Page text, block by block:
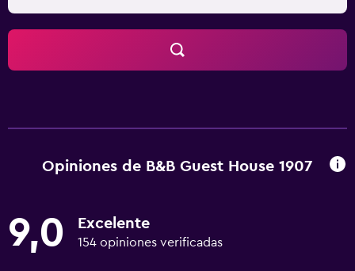
Opiniones de B&B Guest House 1907
9,0 Excelente
154 opiniones verificadas